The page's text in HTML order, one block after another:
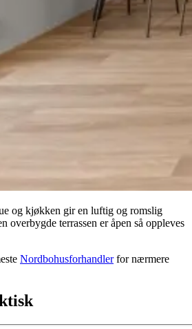
og kjøkken gir en luftig og romslig
overbygde terrassen er åpen så oppleves
Nordbohusforhandlerfor nærmere